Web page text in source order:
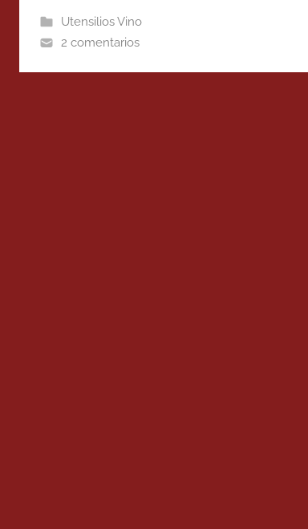
Utensilios Vino
2 comentarios